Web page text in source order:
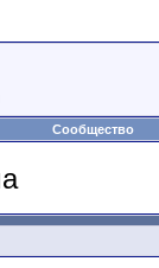
Сообщество